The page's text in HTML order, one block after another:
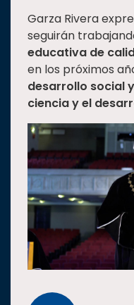
Garza Rivera
seguirán
educativa de
en los próximos
desarrollo social
ciencia y el